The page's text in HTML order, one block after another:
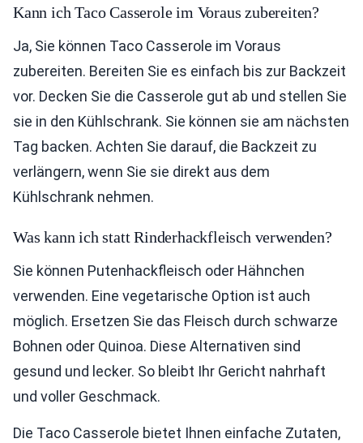
Kann ich Taco Casserole im Voraus zubereiten?
Ja, Sie können Taco Casserole im Voraus
zubereiten. Bereiten Sie es einfach bis zur Backzeit
vor. Decken Sie die Casserole gut ab und stellen Sie
sie in den Kühlschrank. Sie können sie am nächsten
Tag backen. Achten Sie darauf, die Backzeit zu
verlängern, wenn Sie sie direkt aus dem
Kühlschrank nehmen.
Was kann ich statt Rinderhackfleisch verwenden?
Sie können Putenhackfleisch oder Hähnchen
verwenden. Eine vegetarische Option ist auch
möglich. Ersetzen Sie das Fleisch durch schwarze
Bohnen oder Quinoa. Diese Alternativen sind
gesund und lecker. So bleibt Ihr Gericht nahrhaft
und voller Geschmack.
Die Taco Casserole bietet Ihnen einfache Zutaten,